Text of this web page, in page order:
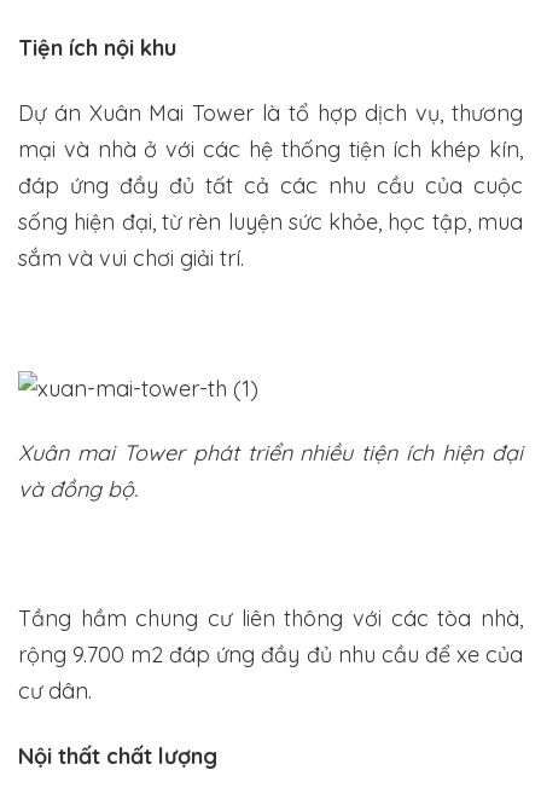
Tiện ích nội khu
Dự án Xuân Mai Tower là tổ hợp dịch vụ, thương
mại và nhà ở với các hệ thống tiện ích khép kín,
đáp ứng đầy đủ tất cả các nhu cầu của cuộc
sống hiện đại, từ rèn luyện sức khỏe, học tập, mua
sắm và vui chơi giải trí.
Xuân mai Tower phát triển nhiều tiện ích hiện đại
và đồng bộ.
Tầng hầm chung cư liên thông với các tòa nhà,
rộng 9.700 m2 đáp ứng đầy đủ nhu cầu để xe của
cư dân.
Nội thất chất lượng